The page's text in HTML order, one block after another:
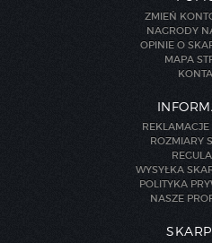
ZMIEŃ
NAGRODY
OPINIE O
MAPA
ROZMIARY
WYSYŁKA
POLITYKA
NASZE